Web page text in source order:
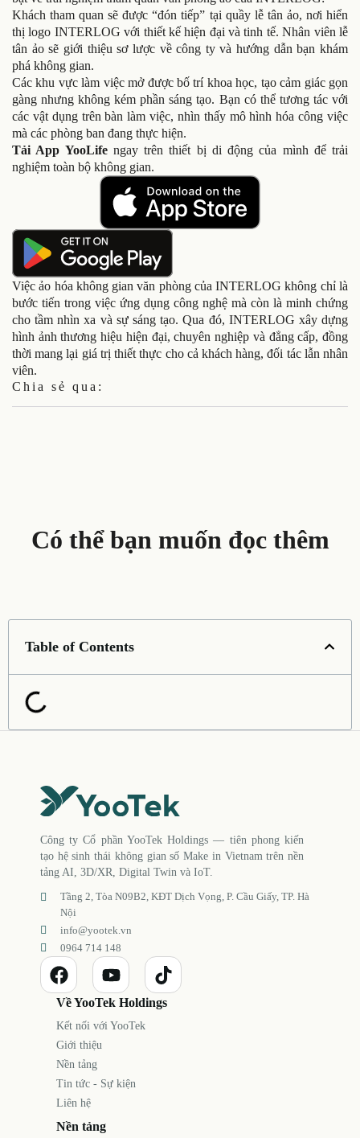
Khách tham quan sẽ được “đón tiếp” tại quầy lễ tân ảo, nơi hiển
thị logo INTERLOG với thiết kế hiện đại và tinh tế. Nhân viên lễ
tân ảo sẽ giới thiệu sơ lược về công ty và hướng dẫn bạn khám
phá không gian.
Các khu vực làm việc mở được bố trí khoa học, tạo cảm giác gọn
gàng nhưng không kém phần sáng tạo. Bạn có thể tương tác với
các vật dụng trên bàn làm việc, nhìn thấy mô hình hóa công việc
mà các phòng ban đang thực hiện.
Tải App YooLifengay trên thiết bị di động của mình để trải
nghiệm toàn bộ không gian.
Việc ảo hóa không gian văn phòng của INTERLOG không chỉ là
bước tiến trong việc ứng dụng công nghệ mà còn là minh chứng
cho tầm nhìn xa và sự sáng tạo. Qua đó, INTERLOG xây dựng
hình ảnh thương hiệu hiện đại, chuyên nghiệp và đẳng cấp, đồng
thời mang lại giá trị thiết thực cho cả khách hàng, đối tác lẫn nhân
viên.
Chia sẻ qua:
Có thể bạn muốn đọc thêm
Table of Contents
Công ty Cổ phần YooTek Holdings — tiên phong kiến
tạo hệ sinh thái không gian số Make in Vietnam trên nền
tảng AI, 3D/XR, Digital Twin và IoT.
Tầng 2, Tòa N09B2, KĐT Dịch Vọng, P. Cầu Giấy, TP. Hà
Nội
info@yootek.vn
0964 714 148
Về YooTek Holdings
Kết nối với YooTek
Giới thiệu
Nền tảng
Tin tức - Sự kiện
Liên hệ
Nền tảng